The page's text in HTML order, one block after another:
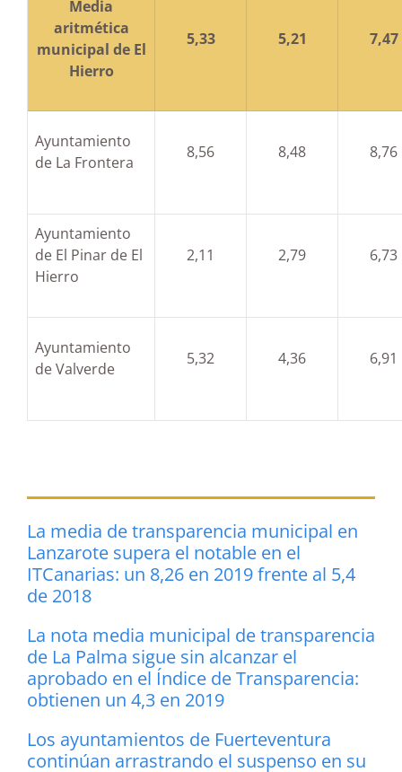
Media
aritmética
municipal de El
Hierro
5,33 5,21 7,47
Ayuntamiento
de La Frontera
8,56 8,48 8,76
Ayuntamiento
de El Pinar de El
Hierro
2,11 2,79 6,73
Ayuntamiento
de Valverde
5,32 4,36 6,91
La media de transparencia municipal en
Lanzarote supera el notable en el
ITCanarias: un 8,26 en 2019 frente al 5,4
de 2018
La nota media municipal de transparencia
de La Palma sigue sin alcanzar el
aprobado en el Índice de Transparencia:
obtienen un 4,3 en 2019
Los ayuntamientos de Fuerteventura
continúan arrastrando el suspenso en su